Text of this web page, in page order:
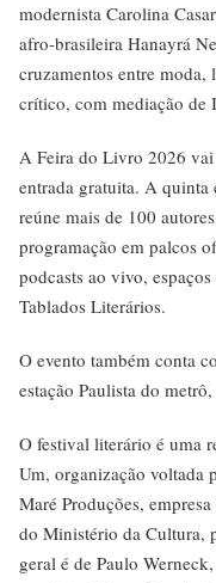
modernista Carolina
afro-brasileira Hanayrá
cruzamentos entre moda,
crítico, com mediação de
A Feira do Livro 2026
entrada gratuita. A
reúne mais de 100
programação em palcos
podcasts ao vivo,
Tablados Literários.
O evento também conta
estação Paulista do
O festival literário é uma
Um, organização voltada
Maré Produções,
do Ministério da Cultura,
geral é de Paulo